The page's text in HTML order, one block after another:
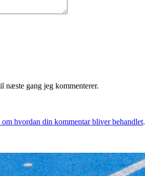
næste gang jeg kommenterer.
hvordan din kommentar bliver behandlet.